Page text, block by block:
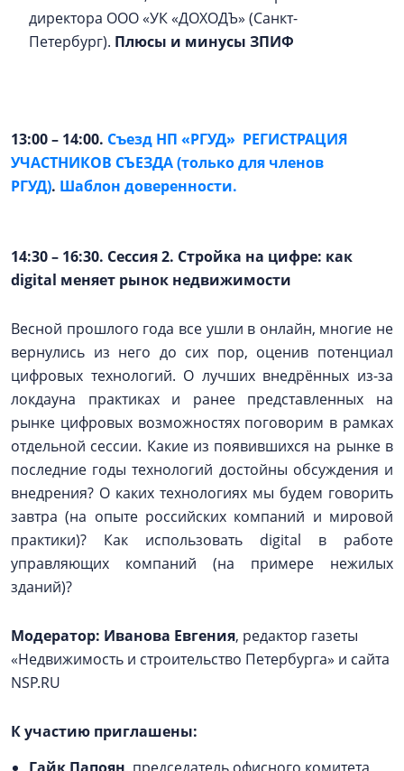
директора ООО «УК «ДОХОДЪ» (Санкт-
Петербург). Плюсы и минусы ЗПИФ
13:00– 14:00. Съезд НП «РГУД» РЕГИСТРАЦИЯ
УЧАСТНИКОВ СЪЕЗДА (только для членов
РГУД). Шаблон доверенности.
14:30– 16:30. Сессия 2. Стройка на цифре: как
digital меняет рынок недвижимости
Весной прошлого года все ушли в онлайн, многие не
вернулись из него до сих пор, оценив потенциал
цифровых технологий. О лучших внедрённых из-за
локдауна практиках и ранее представленных на
рынке цифровых возможностях поговорим в рамках
отдельной сессии. Какие из появившихся на рынке в
последние годы технологий достойны обсуждения и
внедрения? О каких технологиях мы будем говорить
завтра (на опыте российских компаний и мировой
практики)? Как использовать digital в работе
управляющих компаний (на примере нежилых
зданий)?
Модератор: Иванова Евгения, редактор газеты
«Недвижимость и строительство Петербурга» и сайта
NSP.RU
К участию приглашены: